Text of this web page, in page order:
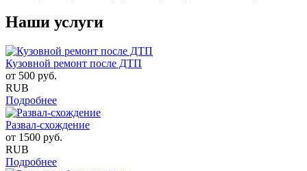
Наши услуги
Кузовной ремонт после ДТП
от 500 руб.
RUB
Подробнее
Развал-схождение
от 1500 руб.
RUB
Подробнее